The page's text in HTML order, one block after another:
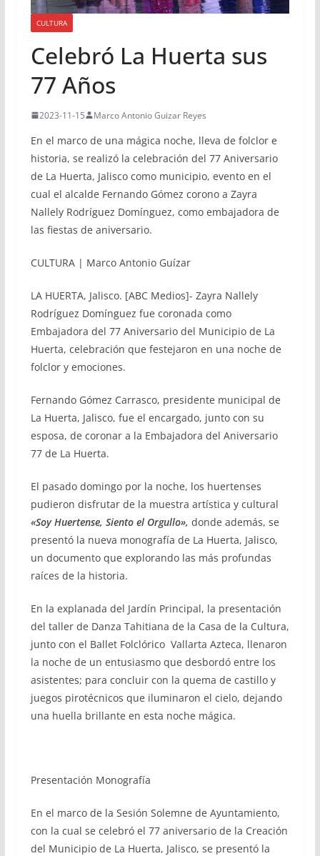
CULTURA
Celebró La Huerta sus
77 Años
2023-11-15 Marco Antonio Guizar Reyes
En el marco de una mágica noche, lleva de folclor e
historia, se realizó la celebración del 77 Aniversario
de La Huerta, Jalisco como municipio, evento en el
cual el alcalde Fernando Gómez corono a Zayra
Nallely Rodríguez Domínguez, como embajadora de
las fiestas de aniversario.
CULTURA | Marco Antonio Guízar
LA HUERTA, Jalisco. [ABC Medios]- Zayra Nallely
Rodríguez Domínguez fue coronada como
Embajadora del 77 Aniversario del Municipio de La
Huerta, celebración que festejaron en una noche de
folclor y emociones.
Fernando Gómez Carrasco, presidente municipal de
La Huerta, Jalisco, fue el encargado, junto con su
esposa, de coronar a la Embajadora del Aniversario
77 de La Huerta.
El pasado domingo por la noche, los huertenses
pudieron disfrutar de la muestra artística y cultural
«Soy Huertense, Siento el Orgullo», donde además, se
presentó la nueva monografía de La Huerta, Jalisco,
un documento que explorando las más profundas
raíces de la historia.
En la explanada del Jardín Principal, la presentación
del taller de Danza Tahitiana de la Casa de la Cultura,
junto con el Ballet Folclórico Vallarta Azteca, llenaron
la noche de un entusiasmo que desbordó entre los
asistentes; para concluir con la quema de castillo y
juegos pirotécnicos que iluminaron el cielo, dejando
una huella brillante en esta noche mágica.
Presentación Monografía
En el marco de la Sesión Solemne de Ayuntamiento,
con la cual se celebró el 77 aniversario de la Creación
del Municipio de La Huerta, Jalisco, se presentó la